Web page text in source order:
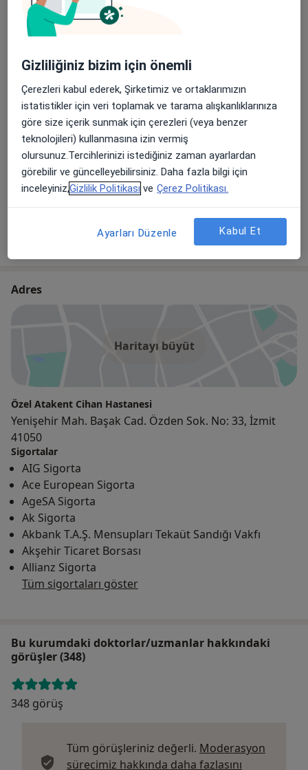
Kadın Hastalıkları Ve Doğum
9 görüş
Op. Dr. Funda Doğan
Kadın Hastalıkları Ve Doğum
5 görüş
Op. Dr. Mehmet Ataman
Kadın Hastalıkları Ve Doğum
13 görüş
Adres
Haritayı büyüt
Özel Atakent Cihan Hastanesi
Yenişehir Mah. Başak Cad. Özden Sok. No: 33, İzmit
41050
Sigortalar
AIG Sigorta
Ace European Sigorta
AgeSA Sigorta
Ak Sigorta
Akbank T.A.Ş. Mensupları Tekaüt Sandığı Vakfı
Akşehir Ticaret Borsası
Allianz Sigorta
Tüm sigortaları göster
Bu kurumdaki doktorlar/uzmanlar hakkındaki
görüşler (348)
348 görüş
Tüm görüşleriniz değerli. Moderasyon
sürecimiz hakkında daha fazlasını
Gizliliğiniz bizim için önemli
Çerezleri kabul ederek, Şirketimiz ve ortaklarımızın
istatistikler için veri toplamak ve tarama alışkanlıklarınıza
göre size içerik sunmak için çerezleri (veya benzer
teknolojileri) kullanmasına izin vermiş
olursunuz.Tercihlerinizi istediğiniz zaman ayarlardan
görebilir ve güncelleyebilirsiniz. Daha fazla bilgi için
inceleyiniz,Gizlilik Politikası ve Çerez Politikası.
Ayarları Düzenle Kabul Et